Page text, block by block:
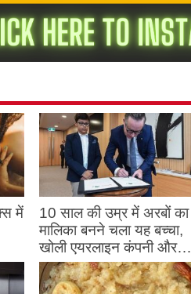
में
10 साल की उम्र में अरबों का
मालिका बनने चला यह बच्चा,
खोली एयरलाइन कंपनी और…
March 31, 2019